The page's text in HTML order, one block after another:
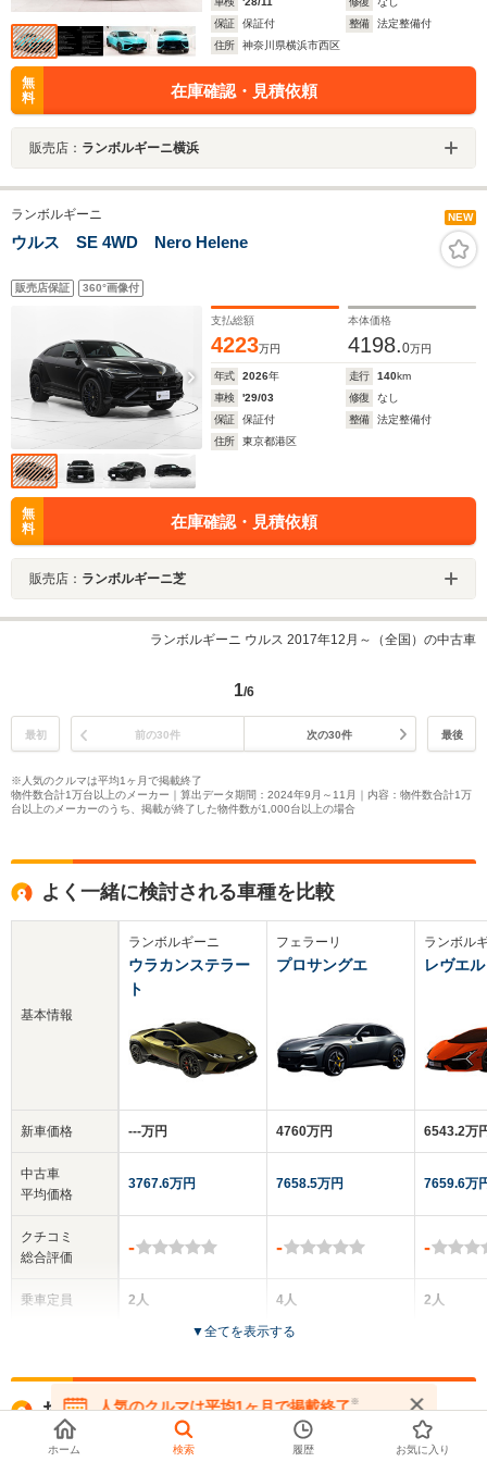
保証
保証付 整備
法定整備付
住所
神奈川県横浜市西区
無
料
在庫確認・見積依頼
販売店： ランボルギーニ横浜
ランボルギーニ NEW
ウルス SE 4WD Nero Helene
販売店保証 360°画像付
支払総額
4223万円
本体価格
4198.0万円
年式 2026年 走行 140km
車検
'29/03 修復
なし
保証
保証付 整備
法定整備付
住所
東京都港区
無
料
在庫確認・見積依頼
販売店： ランボルギーニ芝
ランボルギーニ ウルス 2017年12月～（全国）の中古車
1/6
最初 前の30件 次の30件 最後
※人気のクルマは平均1ヶ月で掲載終了
物件数合計1万台以上のメーカー｜算出データ期間：2024年9月～11月｜内容：物件数合計1万
台以上のメーカーのうち、掲載が終了した物件数が1,000台以上の場合
よく一緒に検討される車種を比較
基本情報
新車価格
中古車
平均価格
クチコミ
総合評価
乗車定員
ランボルギーニ
ウラカンステラー
ト
‐‐‐万円
3767.6万円
-
2人
全高
1.25m
フェラーリ
プロサングエ
4760万円
7658.5万円
-
4人
5ドア
全高
1.59m
ランボル
レヴエ
6543.2万
7659.6万
-
2人
▼全てを表示する
お探しの条件で360°画像付きのクルマ
人気のクルマは平均1ヶ月で掲載終了※
在庫が無くなる前にお問い合わせください
ホーム 検索 履歴 お気に入り